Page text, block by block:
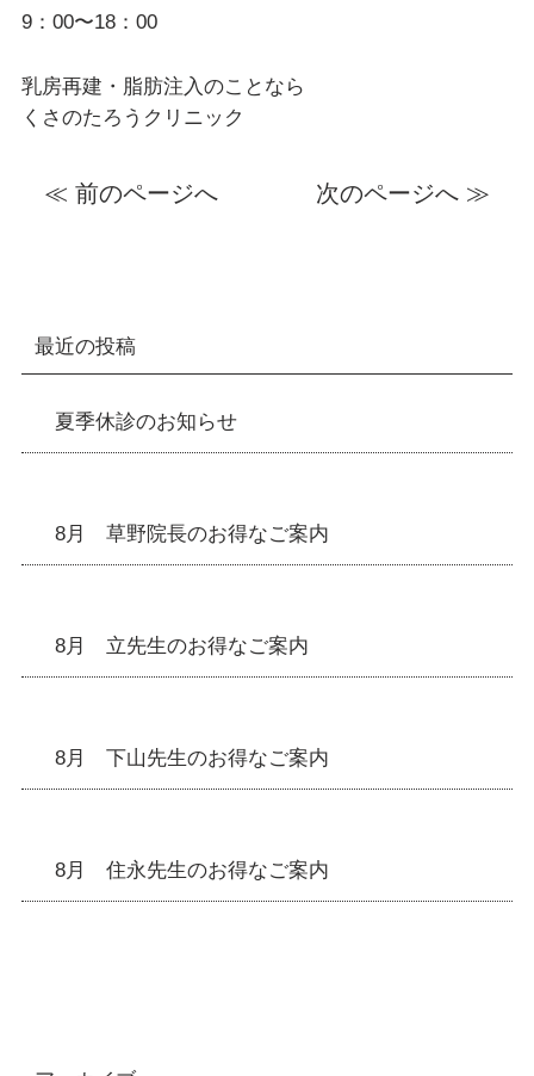
最近の投稿
夏季休診のお知らせ
8月 草野院長のお得なご案内
8月 立先生のお得なご案内
8月 下山先生のお得なご案内
8月 住永先生のお得なご案内
9：00〜18：00
乳房再建・脂肪注入のことなら
くさのたろうクリニック
≪ 前のページへ 次のページへ ≫